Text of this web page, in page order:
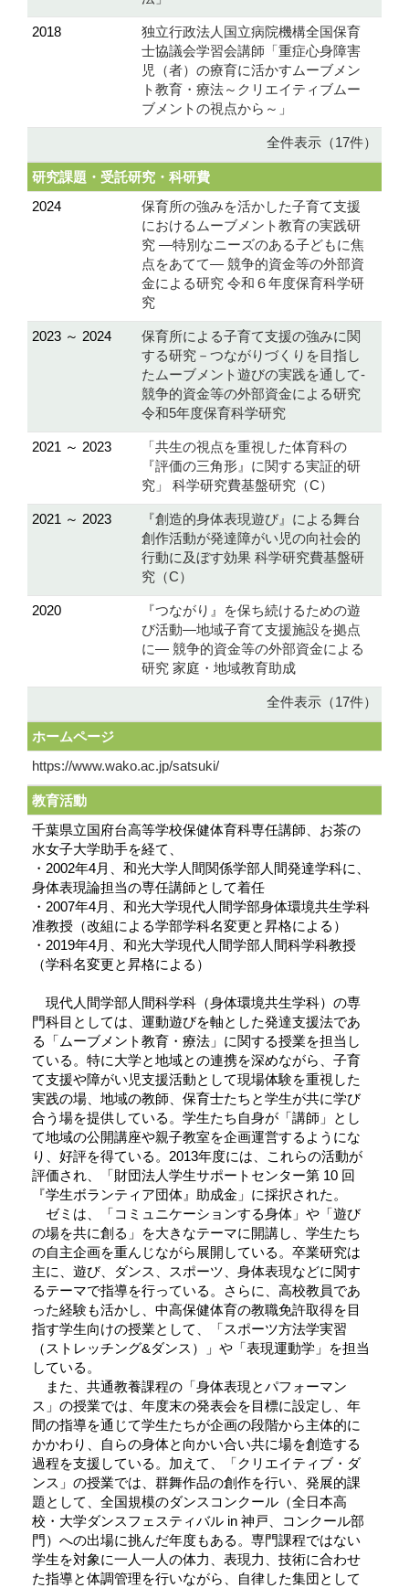
2018
独立行政法人国立病院機構全国保育
士協議会学習会講師「重症心身障害
児（者）の療育に活かすムーブメン
ト教育・療法～クリエイティブムー
ブメントの視点から～」
全件表示（17件）
研究課題・受託研究・科研費
2024
保育所の強みを活かした子育て支援
におけるムーブメント教育の実践研
究 ―特別なニーズのある子どもに焦
点をあてて― 競争的資金等の外部資
金による研究 令和６年度保育科学研
究
2023 ～ 2024
保育所による子育て支援の強みに関
する研究－つながりづくりを目指し
たムーブメント遊びの実践を通して‐
競争的資金等の外部資金による研究
令和5年度保育科学研究
2021 ～ 2023
「共生の視点を重視した体育科の
『評価の三角形』に関する実証的研
究」 科学研究費基盤研究（C）
2021 ～ 2023
『創造的身体表現遊び』による舞台
創作活動が発達障がい児の向社会的
行動に及ぼす効果 科学研究費基盤研
究（C）
2020
『つながり』を保ち続けるための遊
び活動―地域子育て支援施設を拠点
に― 競争的資金等の外部資金による
研究 家庭・地域教育助成
全件表示（17件）
ホームページ
https://www.wako.ac.jp/satsuki/
教育活動
千葉県立国府台高等学校保健体育科専任講師、お茶の
水女子大学助手を経て、
・2002年4月、和光大学人間関係学部人間発達学科に、
身体表現論担当の専任講師として着任
・2007年4月、和光大学現代人間学部身体環境共生学科
准教授（改組による学部学科名変更と昇格による）
・2019年4月、和光大学現代人間学部人間科学科教授
（学科名変更と昇格による）
現代人間学部人間科学科（身体環境共生学科）の専
門科目としては、運動遊びを軸とした発達支援法であ
る「ムーブメント教育・療法」に関する授業を担当し
ている。特に大学と地域との連携を深めながら、子育
て支援や障がい児支援活動として現場体験を重視した
実践の場、地域の教師、保育士たちと学生が共に学び
合う場を提供している。学生たち自身が「講師」とし
て地域の公開講座や親子教室を企画運営するようにな
り、好評を得ている。2013年度には、これらの活動が
評価され、「財団法人学生サポートセンター第 10 回
『学生ボランティア団体』助成金」に採択された。
ゼミは、「コミュニケーションする身体」や「遊び
の場を共に創る」を大きなテーマに開講し、学生たち
の自主企画を重んじながら展開している。卒業研究は
主に、遊び、ダンス、スポーツ、身体表現などに関す
るテーマで指導を行っている。さらに、高校教員であ
った経験も活かし、中高保健体育の教職免許取得を目
指す学生向けの授業として、「スポーツ方法学実習
（ストレッチング&ダンス）」や「表現運動学」を担当
している。
また、共通教養課程の「身体表現とパフォーマン
ス」の授業では、年度末の発表会を目標に設定し、年
間の指導を通じて学生たちが企画の段階から主体的に
かかわり、自らの身体と向かい合い共に場を創造する
過程を支援している。加えて、「クリエイティブ・ダ
ンス」の授業では、群舞作品の創作を行い、発展的課
題として、全国規模のダンスコンクール（全日本高
校・大学ダンスフェスティバル in 神戸、コンクール部
門）への出場に挑んだ年度もある。専門課程ではない
学生を対象に一人一人の体力、表現力、技術に合わせ
た指導と体調管理を行いながら、自律した集団として